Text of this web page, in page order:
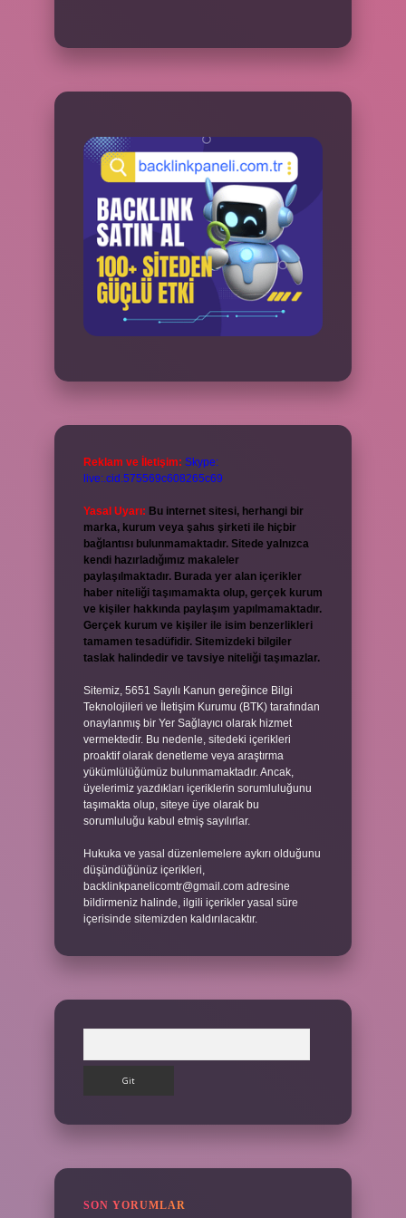
Reklam ve İletişim: Skype:
live:.cid.575569c608265c69
Yasal Uyarı: Bu internet sitesi, herhangi bir
marka, kurum veya şahıs şirketi ile hiçbir
bağlantısı bulunmamaktadır. Sitede yalnızca
kendi hazırladığımız makaleler
paylaşılmaktadır. Burada yer alan içerikler
haber niteliği taşımamakta olup, gerçek kurum
ve kişiler hakkında paylaşım yapılmamaktadır.
Gerçek kurum ve kişiler ile isim benzerlikleri
tamamen tesadüfidir. Sitemizdeki bilgiler
taslak halindedir ve tavsiye niteliği taşımazlar.
Sitemiz, 5651 Sayılı Kanun gereğince Bilgi
Teknolojileri ve İletişim Kurumu (BTK) tarafından
onaylanmış bir Yer Sağlayıcı olarak hizmet
vermektedir. Bu nedenle, sitedeki içerikleri
proaktif olarak denetleme veya araştırma
yükümlülüğümüz bulunmamaktadır. Ancak,
üyelerimiz yazdıkları içeriklerin sorumluluğunu
taşımakta olup, siteye üye olarak bu
sorumluluğu kabul etmiş sayılırlar.
Hukuka ve yasal düzenlemelere aykırı olduğunu
düşündüğünüz içerikleri,
backlinkpanelicomtr@gmail.com adresine
bildirmeniz halinde, ilgili içerikler yasal süre
içerisinde sitemizden kaldırılacaktır.
SON YORUMLAR